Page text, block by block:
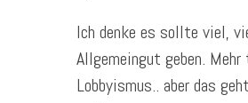
Ich denke es sollte viel,
Allgemeingut geben.
Lobbyismus.. aber das